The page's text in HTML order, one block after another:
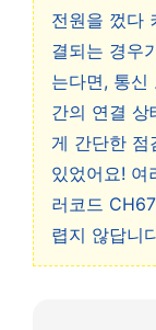
전원을 껐다
결되는 경우
는다면, 통신
간의 연결 상
게 간단한
있었어요! 여
러코드
렵지 않답니